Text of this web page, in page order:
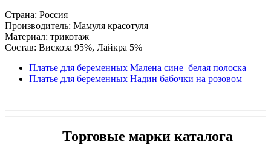
Страна: Россия
Производитель: Мамуля красотуля
Материал: трикотаж
Состав: Вискоза 95%, Лайкра 5%
Платье для беременных Малена сине_белая полоска
Платье для беременных Надин бабочки на розовом
Торговые марки каталога